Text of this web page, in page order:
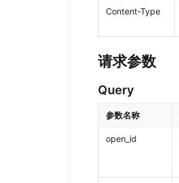
Content-Type
请求参数
Query
参数名称
open_id